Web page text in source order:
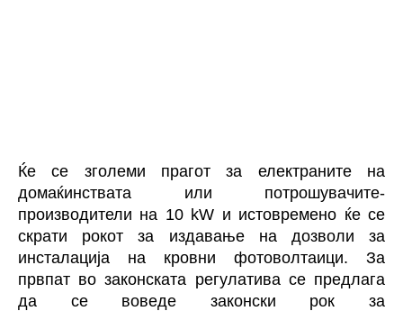
Ќе се зголеми прагот за електраните на
домаќинствата или потрошувачите-
производители на 10 kW и истовремено ќе се
скрати рокот за издавање на дозволи за
инсталација на кровни фотоволтаици. За
првпат во законската регулатива се предлага
да се воведе законски рок за